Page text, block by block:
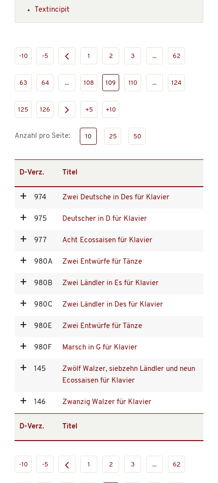
Textincipit
-10 -5 1 2 3 ... 62
63 64 ... 108 109 110 ... 124
125 126 +5 +10
Anzahl pro Seite: 10 25 50
D-Verz. Titel
974 Zwei Deutsche in Des für Klavier
975 Deutscher in D für Klavier
977 Acht Ecossaisen für Klavier
980A Zwei Entwürfe für Tänze
980B Zwei Ländler in Es für Klavier
980C Zwei Ländler in Des für Klavier
980E Zwei Entwürfe für Tänze
980F Marsch in G für Klavier
145
Zwölf Walzer, siebzehn Ländler und neun
Ecossaisen für Klavier
146 Zwanzig Walzer für Klavier
D-Verz. Titel
-10 -5 1 2 3 ... 62